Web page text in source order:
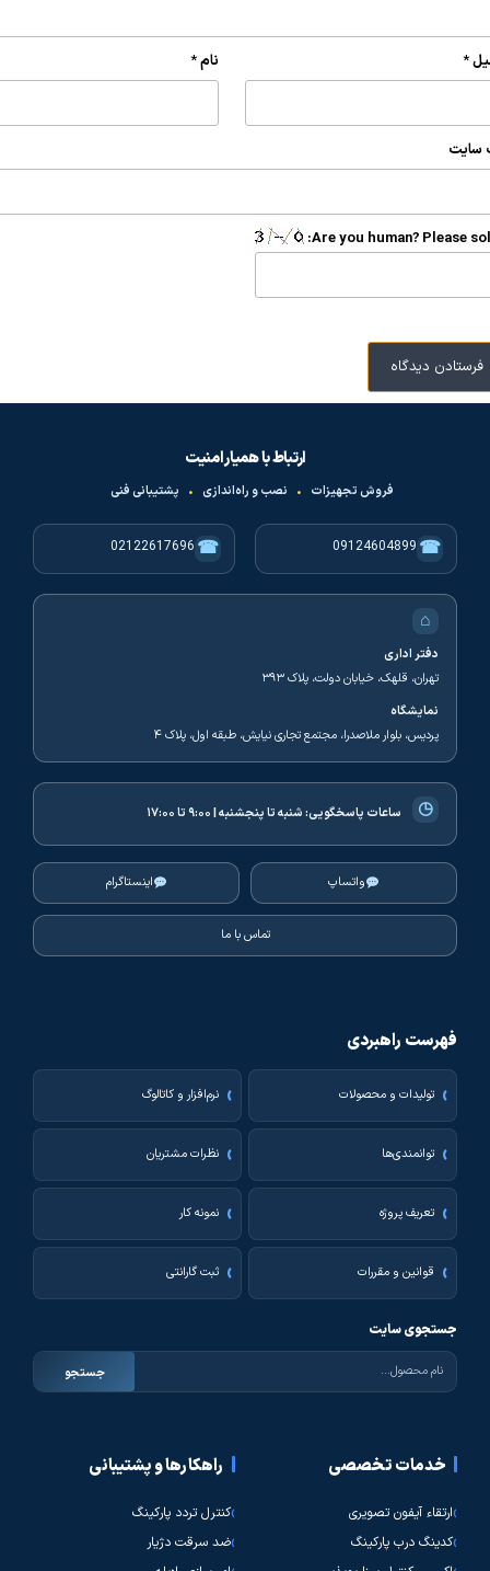
نام* *
سایت
Are you human? Please
ارتباط با همیار امنیت
فروش تجهیزات • نصب و راه‌اندازی • پشتیبانی فنی
☎
09124604899
☎
02122617696
⌂
دفتر اداری
تهران، قلهک، خیابان دولت، پلاک ۳۹۳
نمایشگاه
پردیس، بلوار ملاصدرا، مجتمع تجاری نیایش، طبقه اول، پلاک ۴
◷ ساعات پاسخگویی:شنبه تا پنجشنبه | ۹:۰۰ تا ۱۷:۰۰
واتساپ اینستاگرام
تماس با ما
فهرست راهبردی
تولیدات و محصولات نرم‌افزار و کاتالوگ
توانمندی‌ها نظرات مشتریان
تعریف پروژه نمونه کار
قوانین و مقررات ثبت گارانتی
جستجوی سایت
جستجو
خدمات تخصصی
ارتقاء آیفون تصویری
کدینگ درب پارکینگ
راهکارها و پشتیبانی
کنترل تردد پارکینگ
ضد سرقت دژیار